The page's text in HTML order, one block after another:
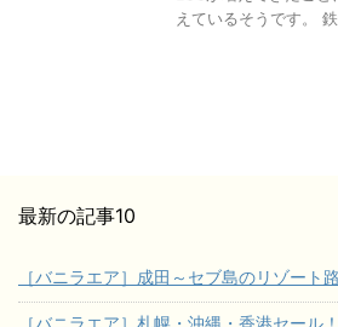
えているそうです。
最新の記事10
［バニラエア］成田～セブ島のリゾート
［バニラエア］札幌・沖縄・香港セール